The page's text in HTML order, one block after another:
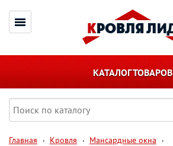
КАТАЛОГ ТОВАРОВ
Главная Кровля
Мансардные окна